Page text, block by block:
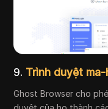
9. Trình duyệt
Ghost Browser cho